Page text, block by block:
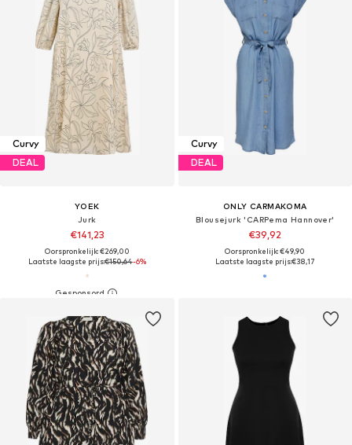
Curvy
DEAL
YOEK
Jurk
€141,23
Oorspronkelijk: €269,00
Laatste laagste prijs:€150,64-6%
Curvy
DEAL
ONLY CARMAKOMA
Blousejurk 'CARPema Hannover'
€39,92
Oorspronkelijk: €49,90
Laatste laagste prijs:€38,17